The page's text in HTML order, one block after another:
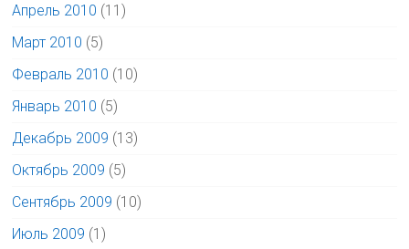
Апрель 2010 (11)
Март 2010 (5)
Февраль 2010 (10)
Январь 2010 (5)
Декабрь 2009 (13)
Октябрь 2009 (5)
Сентябрь 2009 (10)
Июль 2009 (1)